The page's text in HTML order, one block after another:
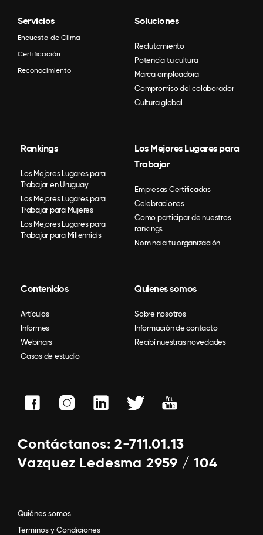
Servicios
Encuesta de Clima
Certificación
Reconocimiento
Soluciones
Reclutamiento
Potencia tu cultura
Marca empleadora
Compromiso del colaborador
Cultura global
Rankings
Los Mejores Lugares para
Trabajar en Uruguay
Los Mejores Lugares para
Trabajar para Mujeres
Los Mejores Lugares para
Trabajar para Millennials
Los Mejores Lugares para
Trabajar
Empresas Certificadas
Celebraciones
Como participar de nuestros
rankings
Nomina a tu organización
Contenidos
Artículos
Informes
Webinars
Casos de estudio
Quienes somos
Sobre nosotros
Información de contacto
Recibí nuestras novedades
Contáctanos: 2-711.01.13
Vazquez Ledesma 2959 / 104
Quiénes somos
Terminos y Condiciones